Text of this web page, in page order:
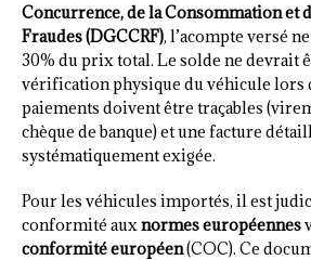
Concurrence, de la Consommation et
Fraudes (DGCCRF), l’acompte versé
30% du prix total. Le solde ne devrait
vérification physique du véhicule lors
paiements doivent être traçables
chèque de banque) et une facture
systématiquement exigée.
Pour les véhicules importés, il est
conformité auxnormes européennes
conformité européen(COC). Ce